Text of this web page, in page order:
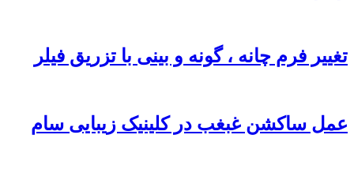
تغییر فرم چانه ، گونه و بینی با تزریق فیلر
عمل ساکشن غبغب در کلینیک زیبایی سام